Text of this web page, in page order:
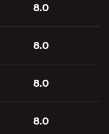
8.0
8.0
8.0
8.0